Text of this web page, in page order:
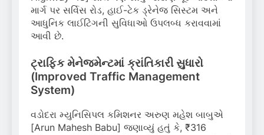
માર્ગ પર સર્વિસ રોડ, હાઈ-ટેક ડ્રેનેજ સિસ્ટમ અને
આધુનિક લાઈટિંગની સુવિધાઓ ઉપલબ્ધ કરાવવામાં
આવી છે.
ટ્રાફિક મેનેજમેન્ટમાં ક્રાંતિકારી સુધારો
(Improved Traffic Management
System)
વડોદરા મ્યુનિસિપલ કમિશનર અરુણ મહેશ બાબુએ
[Arun Mahesh Babu] જણાવ્યું હતું કે, ₹316